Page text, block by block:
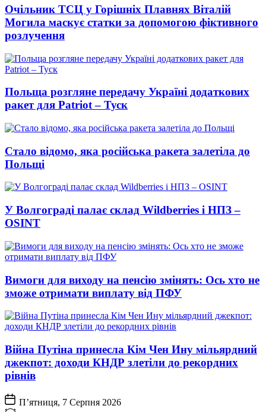
Очільник ТСЦ у Горішніх Плавнях Віталій
Могила маскує статки за допомогою фіктивного
розлучення
Польща розгляне передачу Україні додаткових
ракет для Patriot – Туск
Стало відомо, яка російська ракета залетіла до
Польщі
У Волгограді палає склад Wildberries і НПЗ –
OSINT
Вимоги для виходу на пенсію змінять: Ось хто не
зможе отримати виплату від ПФУ
Війна Путіна принесла Кім Чен Ину мільярдний
джекпот: доходи КНДР злетіли до рекордних
рівнів
П’ятниця, 7 Серпня 2026